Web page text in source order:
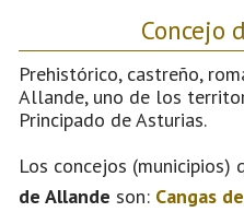
Concejo
Prehistórico, castreño,
Allande, uno de los
Principado de Asturias.
Los concejos
de Allande son: Cangas